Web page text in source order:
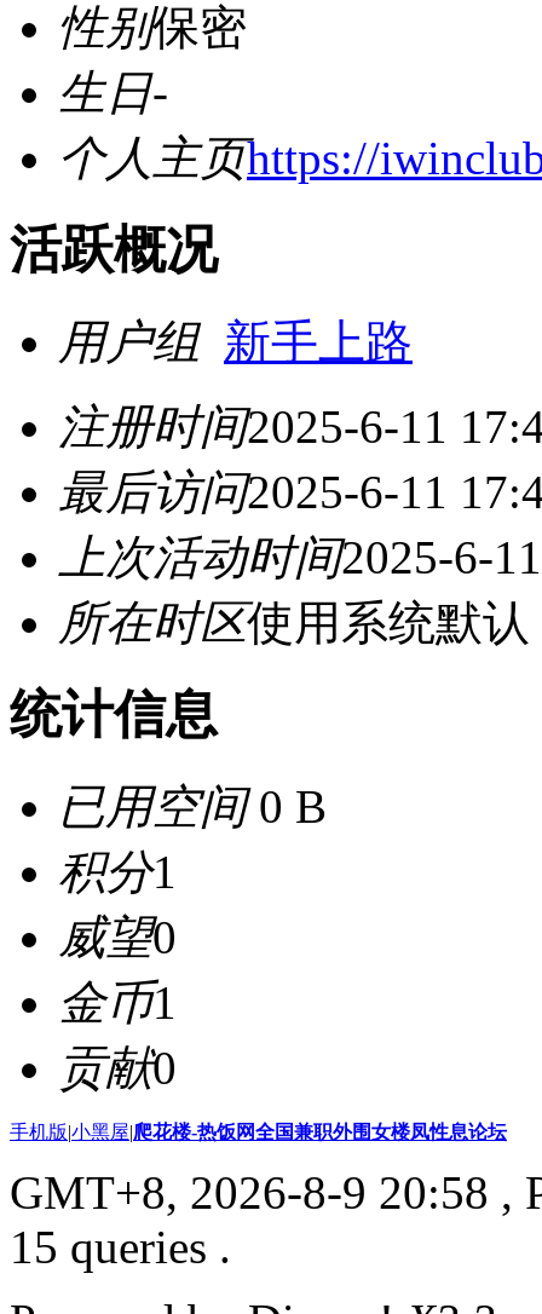
性别保密
生日-
个人主页https://
活跃概况
用户组 新手上路
注册时间2025-6-11
最后访问2025-6-11
上次活动时间2025-6-
所在时区使用系统默认
统计信息
已用空间0 B
积分1
威望0
金币1
贡献0
手机版|小黑屋|爬花楼-热饭网全国兼职外围女楼凤性息论坛
GMT+8, 2026-8-9 20:58 ,
15 queries .